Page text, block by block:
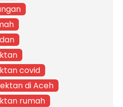
covid
di Aceh
rumah